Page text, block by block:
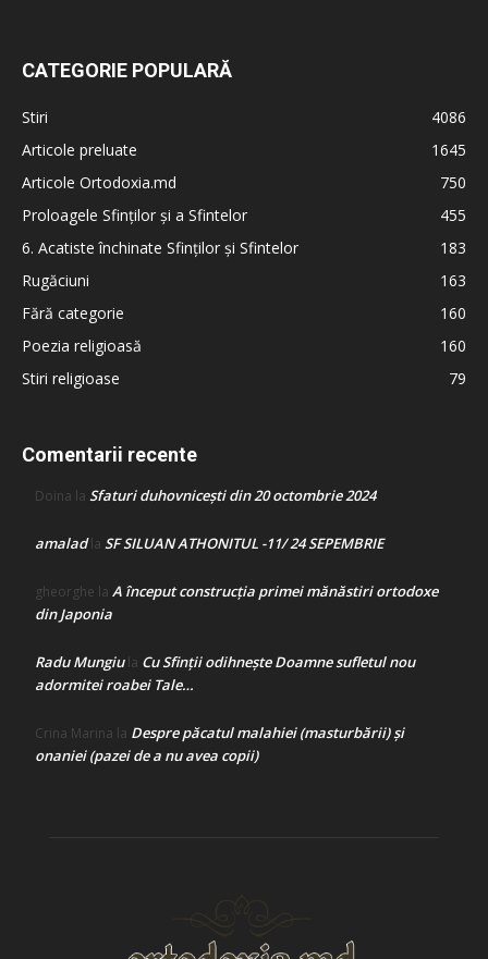
CATEGORIE POPULARĂ
Stiri
4086
Articole preluate
1645
Articole Ortodoxia.md
750
Proloagele Sfinților și a Sfintelor
455
6. Acatiste închinate Sfinților și Sfintelor
183
Rugăciuni
163
Fără categorie
160
Poezia religioasă
160
Stiri religioase
79
Comentarii recente
Doina la Sfaturi duhovnicești din 20 octombrie 2024
amaladla SF SILUAN ATHONITUL -11/ 24 SEPEMBRIE
gheorghe la A început construcţia primei mănăstiri ortodoxe
din Japonia
Radu Mungiula Cu Sfinții odihnește Doamne sufletul nou
adormitei roabei Tale…
Crina Marina la Despre păcatul malahiei (masturbării) şi
onaniei (pazei de a nu avea copii)